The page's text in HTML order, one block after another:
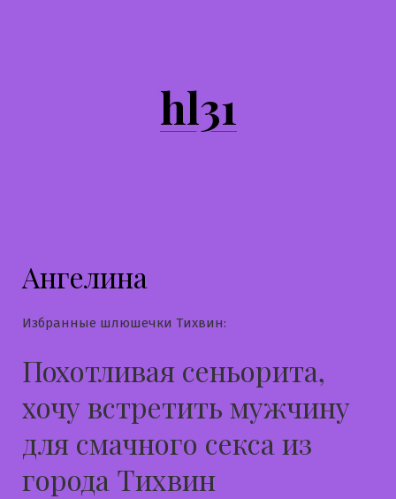
hl31
Ангелина
Избранные шлюшечки Тихвин:
Похотливая сеньорита,
хочу встретить мужчину
для смачного секса из
города Тихвин